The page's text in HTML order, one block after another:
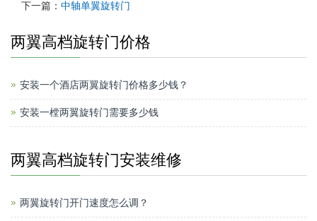
下一篇： 中轴单翼旋转门
两翼高档旋转门价格
安装一个酒店两翼旋转门价格多少钱？
安装一樘两翼旋转门需要多少钱
两翼高档旋转门安装维修
两翼旋转门开门速度怎么调？